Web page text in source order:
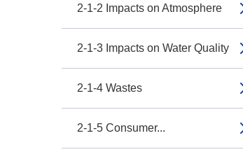
2-1-2 Impacts on Atmosphere
2-1-3 Impacts on Water Quality
2-1-4 Wastes
2-1-5 Consumer...